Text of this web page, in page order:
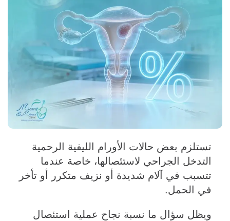
تستلزم بعض حالات الأورام الليفية الرحمية
التدخل الجراحي لاستئصالها، خاصة عندما
تتسبب في آلام شديدة أو نزيف متكرر أو تأخر
في الحمل.
ويظل سؤال ما نسبة نجاح عملية استئصال